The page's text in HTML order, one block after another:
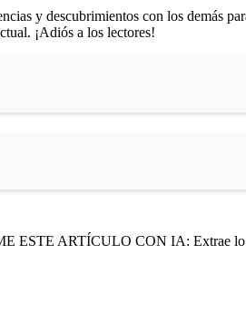
y descubrimientos con los demás
¡Adiós a los lectores!
ESTE ARTÍCULO CON IA: Extrae lo